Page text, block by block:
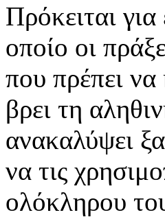
Πρόκειται
οποίο οι
που πρέπει
βρει τη
ανακαλύψει
να τις
ολόκληρου